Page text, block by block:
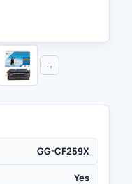
→
GG-CF259X
Yes